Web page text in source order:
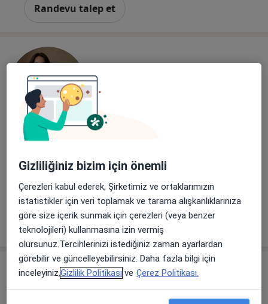
Randevu talep et
Psk. Derya Ayhan
Psikoloji
Randevu talep et
Gizliliğiniz bizim için önemli
Çerezleri kabul ederek, Şirketimiz ve ortaklarımızın
istatistikler için veri toplamak ve tarama alışkanlıklarınıza
göre size içerik sunmak için çerezleri (veya benzer
teknolojileri) kullanmasına izin vermiş
olursunuz.Tercihlerinizi istediğiniz zaman ayarlardan
görebilir ve güncelleyebilirsiniz. Daha fazla bilgi için
inceleyiniz,Gizlilik Politikası ve Çerez Politikası.